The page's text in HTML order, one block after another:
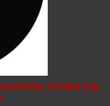
GİTMEK İÇİN